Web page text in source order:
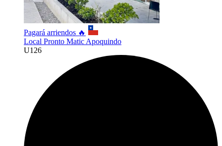
Pagará arriendos 🔥
Local Pronto Matic Apoquindo
U126